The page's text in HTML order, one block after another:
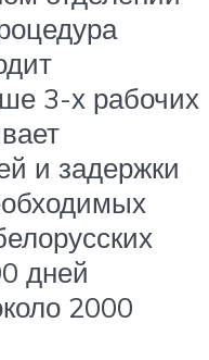
3-х рабочих
и задержки
дней
2000